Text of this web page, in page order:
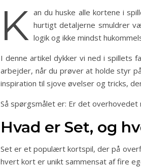
K an du huske alle kortene i
hurtigt detaljerne smuldrer
logik og ikke mindst
I denne artikel dykker vi ned i spillets
arbejder, når du prøver at holde styr
inspiration til sjove øvelser og tricks,
Så spørgsmålet er: Er det
Hvad er Set, og
Set er et populært kortspil, der på
hvert kort er unikt sammensat af fire